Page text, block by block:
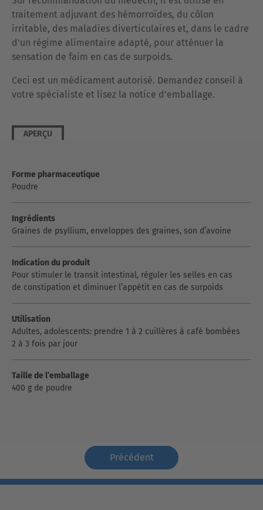
traitement adjuvant des hémorroïdes, du côlon
irritable, des maladies diverticulaires et, dans le cadre
d’un régime alimentaire adapté, pour atténuer la
sensation de faim en cas de surpoids.
Ceci est un médicament autorisé. Demandez conseil à
votre spécialiste et lisez la notice d’emballage.
APERÇU
Forme pharmaceutique
Poudre
Ingrédients
Graines de psyllium, enveloppes des graines, son d’avoine
Indication du produit
Pour stimuler le transit intestinal, réguler les selles en cas
de constipation et diminuer l’appétit en cas de surpoids
Utilisation
Adultes, adolescents: prendre 1 à 2 cuillères à café bombées
2 à 3 fois par jour
Taille de l’emballage
400 g de poudre
Précédent